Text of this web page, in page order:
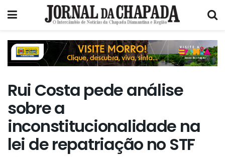
Rui Costa pede análise
sobre a
inconstitucionalidade na
lei de repatriação no STF